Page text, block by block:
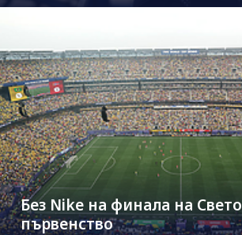
Без Nike на финала на
първенство